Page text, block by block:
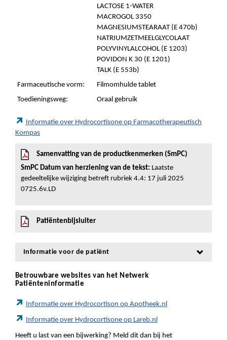
LACTOSE 1-WATER
MACROGOL 3350
MAGNESIUMSTEARAAT (E 470b)
NATRIUMZETMEELGLYCOLAAT
POLYVINYLALCOHOL (E 1203)
POVIDON K 30 (E 1201)
TALK (E 553b)
Farmaceutische vorm:
Filmomhulde tablet
Toedieningsweg:
Oraal gebruik
Informatie over Hydrocortisone op Farmacotherapeutisch
Kompas
Samenvatting van de productkenmerken (SmPC)
SmPC Datum van herziening van de tekst: Laatste
gedeeltelijke wijziging betreft rubriek 4.4: 17 juli 2025
0725.6v.LD
Patiëntenbijsluiter
Informatie voor de patiënt
Betrouwbare websites van het Netwerk
Patiënteninformatie
Informatie over Hydrocortison op Apotheek.nl
Informatie over Hydrocortisone op Lareb.nl
Heeft u last van een bijwerking? Meld dit dan bij het